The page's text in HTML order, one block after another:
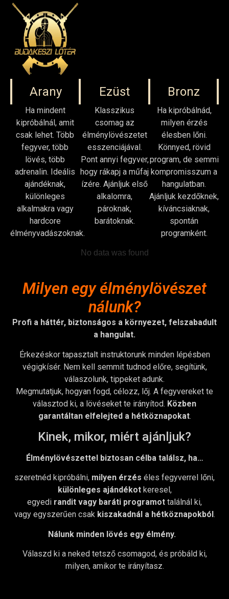
Arany
Ha mindent
kipróbálnál, amit
csak lehet. Több
fegyver, több
lövés, több
adrenalin. Ideális
ajándéknak,
különleges
alkalmakra vagy
hardcore
élményvadászoknak.
Ezüst
Klasszikus
csomag az
élménylövészetet
esszenciájával.
Pont annyi fegyver,
hogy rákapj a műfaj
ízére. Ajánljuk első
alkalomra,
pároknak,
barátoknak.
Bronz
Ha kipróbálnád,
milyen érzés
élesben lőni.
Könnyed, rövid
program, de semmi
kompromisszum a
hangulatban.
Ajánljuk kezdőknek,
kíváncsiaknak,
spontán
programként.
No data was found
Milyen egy élménylövészet
nálunk?
Profi a háttér, biztonságos a környezet, felszabadult
a hangulat.
Érkezéskor tapasztalt instruktorunk minden lépésben
végigkísér. Nem kell semmit tudnod előre, segítünk,
válaszolunk, tippeket adunk.
Megmutatjuk, hogyan fogd, célozz, lőj. A fegyvereket te
választod ki, a lövéseket te irányítod. Közben
garantáltan elfelejted a hétköznapokat.
Kinek, mikor, miért ajánljuk?
Élménylövészettel biztosan célba találsz, ha…
szeretnéd kipróbálni, milyen érzés éles fegyverrel lőni,
különleges ajándékotkeresel,
egyedi randit vagy baráti programot találnál ki,
vagy egyszerűen csak kiszakadnál a hétköznapokból .
Nálunk minden lövés egy élmény.
Válaszd ki a neked tetsző csomagod, és próbáld ki,
milyen, amikor te irányítasz.